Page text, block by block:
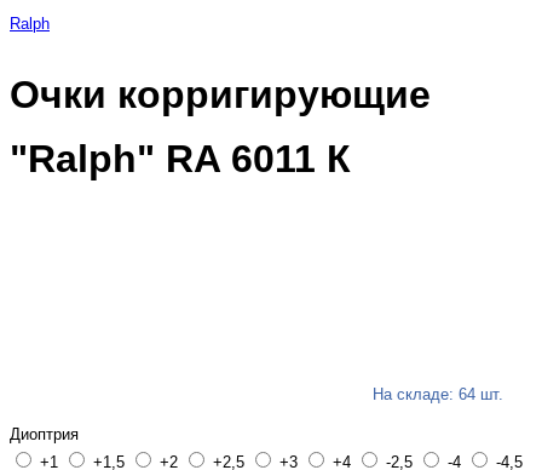
Ralph
Очки корригирующие
"Ralph" RA 6011 К
На складе: 64 шт.
Диоптрия
+1
+1,5 +2 +2,5 +3 +4 -2,5 -4
-4,5